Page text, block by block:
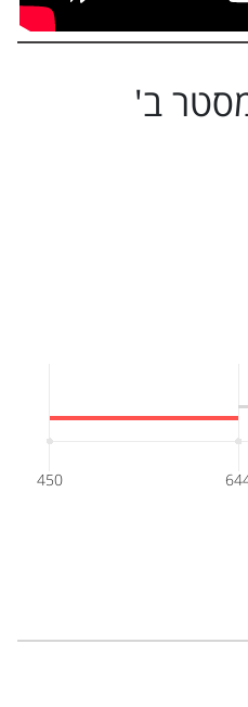
ב'
450